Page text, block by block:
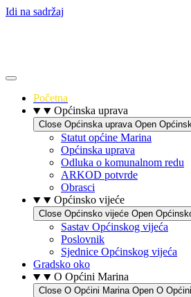
Idi na sadržaj
Početna
Općinska uprava
Close Općinska uprava Open
Statut općine Marina
Općinska uprava
Odluka o komunalnom redu
ARKOD potvrde
Obrasci
Općinsko vijeće
Close Općinsko vijeće Open
Sastav Općinskog vijeća
Poslovnik
Sjednice Općinskog vijeća
Gradsko oko
O Općini Marina
Close O Općini Marina Open O